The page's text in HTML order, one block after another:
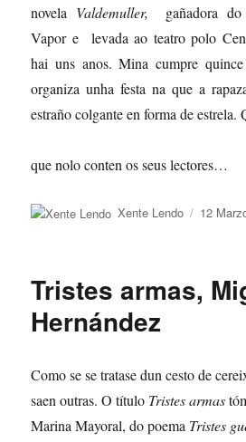
novela Valdemuller,
gañadora
Vapor e levada ao teatro polo
hai uns anos. Mina cumpre
organiza unha festa na que a
estraño colgante en forma de estrela.
que nolo conten os seus lectores…
Autor
Xente Lendo 12
Tristes armas,
Hernández
Como se se tratase dun cesto de
saen outras. O título Tristes armas
Marina Mayoral, do poema Tristes